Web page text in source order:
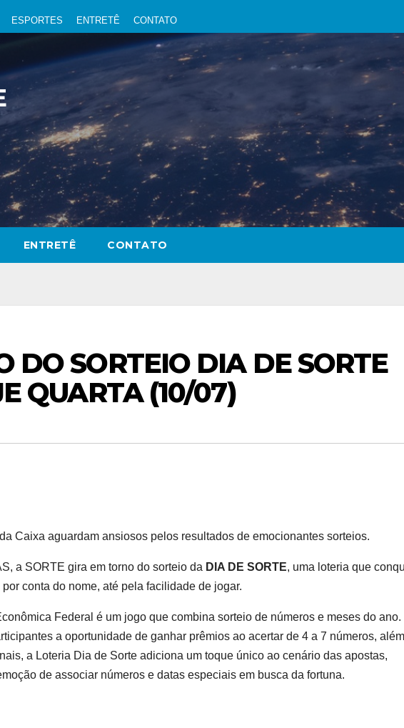
ESPORTES ENTRETÊ CONTATO
ENTRETÊ CONTATO
DO SORTEIO DIA DE SORTE
QUARTA (10/07)
Caixa aguardam ansiosos pelos resultados de emocionantes sorteios.
a SORTE gira em torno do sorteio da DIA DE SORTE, uma loteria que
conta do nome, até pela facilidade de jogar.
Federal é um jogo que combina sorteio de números e meses do ano.
a oportunidade de ganhar prêmios ao acertar de 4 a 7 números,
a Loteria Dia de Sorte adiciona um toque único ao cenário das apostas,
de associar números e datas especiais em busca da fortuna.